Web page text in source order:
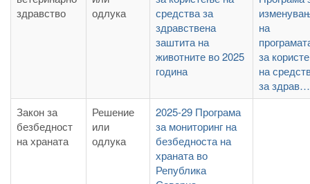
здравство
одлука
средства за
здравствена
заштита на
животните во 2025
година
на
за
на
за здрав…
Закон за
безбедност
на храната
Решение
или
одлука
2025-29 Програма
за мониторинг на
безбедноста на
храната во
Република